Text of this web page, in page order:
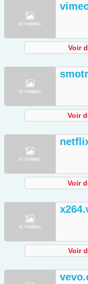
Voir
Voir
Voir
Voir